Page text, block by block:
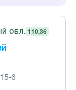
ОБЛ. 110,36
6